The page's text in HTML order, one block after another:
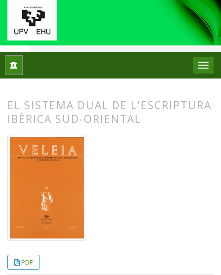
Inicio
EL SISTEMA DUAL DE L'ESCRIPTURA
IBÈRICA SUD-ORIENTAL
PDF